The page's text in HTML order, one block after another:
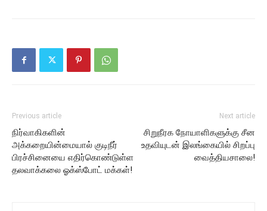
Previous article
நிர்வாகிகளின்
அக்கறையின்மையால் குடிநீர்
பிரச்சினையை எதிர்கொண்டுள்ள
தலவாக்கலை ஓக்ஸ்போட் மக்கள்!
Next article
சிறுநீரக நோயாளிகளுக்கு சீன
உதவியுடன் இலங்கையில் சிறப்பு
வைத்தியசாலை!